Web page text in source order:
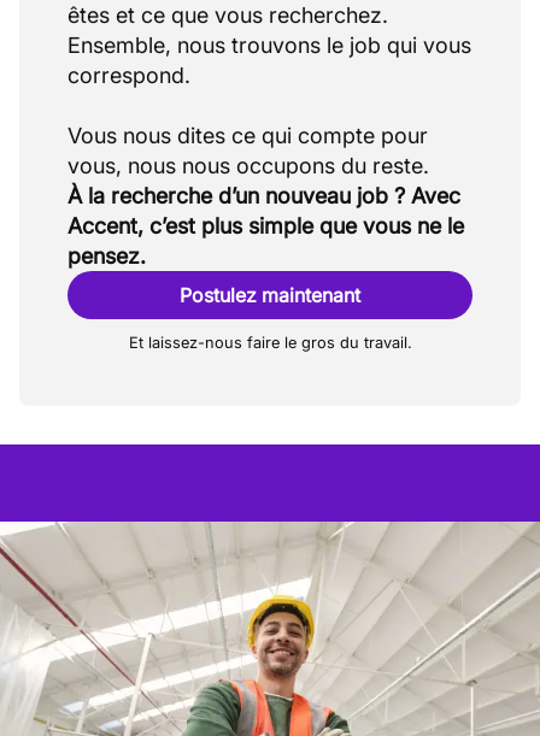
êtes et ce que vous recherchez.
Ensemble, nous trouvons le job qui vous
correspond.
Vous nous dites ce qui compte pour
À la recherche d’un nouveau job ? Avec
Accent, c’est plus simple que vous ne le
pensez.
Postulez maintenant
Et laissez-nous faire le gros du travail.